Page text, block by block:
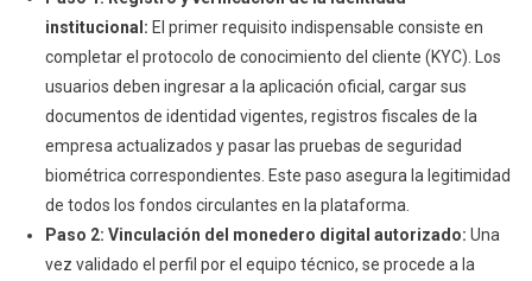
institucional: El primer requisito indispensable consiste en
completar el protocolo de conocimiento del cliente (KYC). Los
usuarios deben ingresar a la aplicación oficial, cargar sus
documentos de identidad vigentes, registros fiscales de la
empresa actualizados y pasar las pruebas de seguridad
biométrica correspondientes. Este paso asegura la legitimidad
de todos los fondos circulantes en la plataforma.
Paso 2: Vinculación del monedero digital autorizado: Una
vez validado el perfil por el equipo técnico, se procede a la